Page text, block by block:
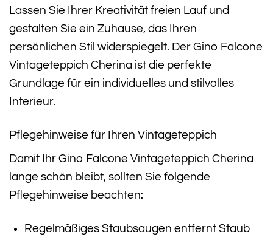
Lassen Sie Ihrer Kreativität freien Lauf und
gestalten Sie ein Zuhause, das Ihren
persönlichen Stil widerspiegelt. Der Gino Falcone
Vintageteppich Cherina ist die perfekte
Grundlage für ein individuelles und stilvolles
Interieur.
Pflegehinweise für Ihren Vintageteppich
Damit Ihr Gino Falcone Vintageteppich Cherina
lange schön bleibt, sollten Sie folgende
Pflegehinweise beachten:
Regelmäßiges Staubsaugen entfernt Staub